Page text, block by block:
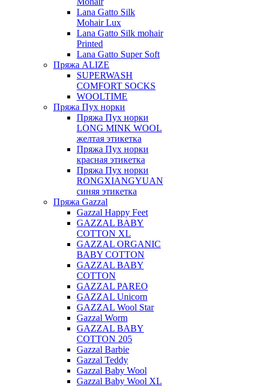
Lana Gatto Silk
Mohair Lux
Lana Gatto Silk mohair
Printed
Lana Gatto Super Soft
Пряжа ALIZE
SUPERWASH
COMFORT SOCKS
WOOLTIME
Пряжа Пух норки
Пряжа Пух норки
LONG MINK WOOL
желтая этикетка
Пряжа Пух норки
красная этикетка
Пряжа Пух норки
RONGXIANGYUAN
синяя этикетка
Пряжа Gazzal
Gazzal Happy Feet
GAZZAL BABY
COTTON XL
GAZZAL ORGANIC
BABY COTTON
GAZZAL BABY
COTTON
GAZZAL PAREO
GAZZAL Unicorn
GAZZAL Wool Star
Gazzal Worm
GAZZAL BABY
COTTON 205
Gazzal Barbie
Gazzal Teddy
Gazzal Baby Wool
Gazzal Baby Wool XL